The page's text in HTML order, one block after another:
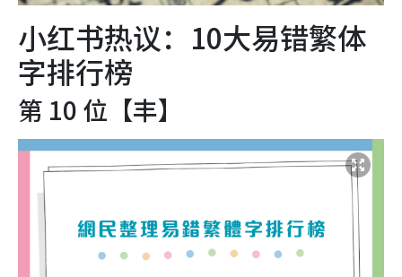
小红书热议：10大易错繁体
字排行榜
第 10 位【丰】